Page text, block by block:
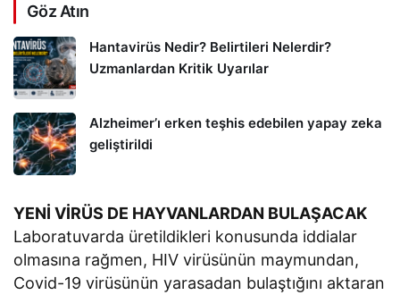
Göz Atın
Hantavirüs Nedir? Belirtileri Nelerdir?
Uzmanlardan Kritik Uyarılar
Alzheimer’ı erken teşhis edebilen yapay zeka
geliştirildi
YENİ VİRÜS DE HAYVANLARDAN BULAŞACAK
Laboratuvarda üretildikleri konusunda iddialar
olmasına rağmen, HIV virüsünün maymundan,
Covid-19 virüsünün yarasadan bulaştığını aktaran